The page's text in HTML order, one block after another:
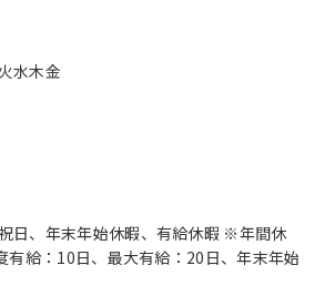
日、年末年始休暇、有給休暇 ※年間休
有給：10日、最大有給：20日、年末年始